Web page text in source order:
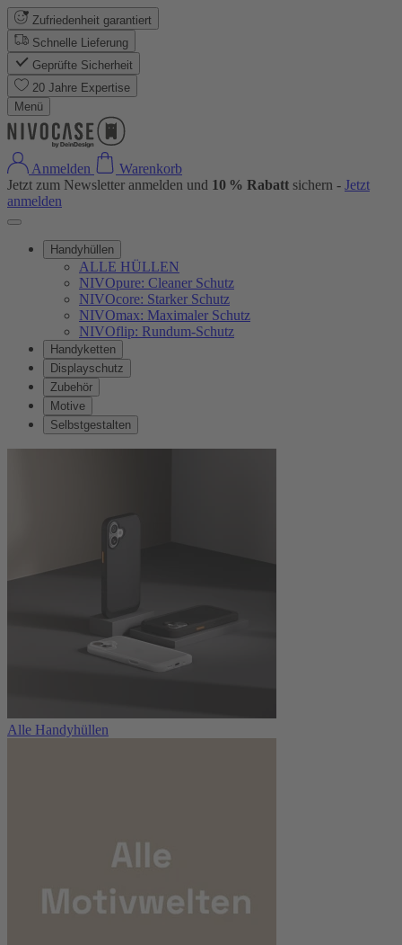
Zufriedenheit garantiert
Schnelle Lieferung
Geprüfte Sicherheit
20 Jahre Expertise
Menü
Anmelden
Warenkorb
Jetzt zum Newsletter anmelden und 10 % Rabatt sichern - Jetzt
anmelden
Handyhüllen
ALLE HÜLLEN
NIVOpure: Cleaner Schutz
NIVOcore: Starker Schutz
NIVOmax: Maximaler Schutz
NIVOflip: Rundum-Schutz
Handyketten
Displayschutz
Zubehör
Motive
Selbstgestalten
Alle Handyhüllen